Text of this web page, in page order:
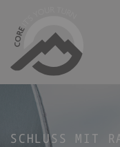
SCHLUSS MIT